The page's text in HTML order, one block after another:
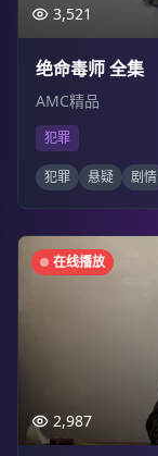
3,521
绝命毒师 全集
AMC精品
犯罪
犯罪 悬疑 剧情
在线播放
2,987